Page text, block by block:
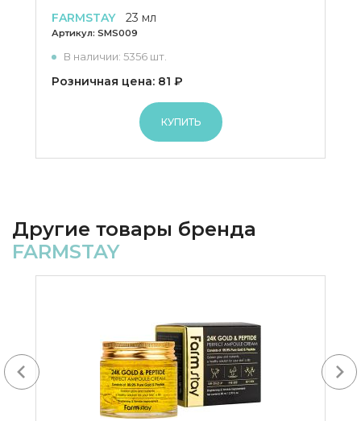
FARMSTAY
23 мл
Артикул: SMS009
В наличии: 5356 шт.
Розничная цена: 81 ₽
КУПИТЬ
Другие товары бренда
FARMSTAY
Next